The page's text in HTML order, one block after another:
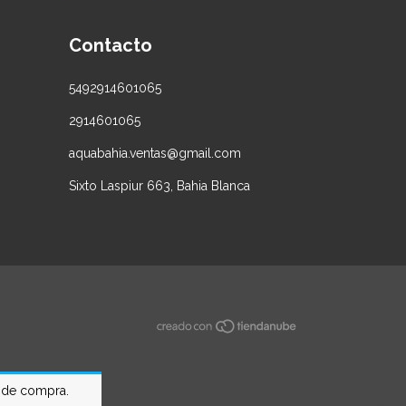
compra.
Contacto
5492914601065
2914601065
aquabahia.ventas@gmail.com
Sixto Laspiur 663, Bahia Blanca